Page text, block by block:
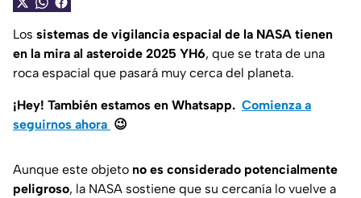
Los sistemas de vigilancia espacial de la NASA tienen
en la mira al asteroide 2025 YH6, que se trata de una
roca espacial que pasará muy cerca del planeta.
¡Hey! También estamos en Whatsapp. Comienza a
seguirnos ahora 😉
Aunque este objeto no es considerado potencialmente
peligroso, la NASA sostiene que su cercanía lo vuelve a